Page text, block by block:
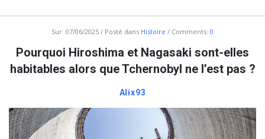
Questionneur
Dernière
Articles
Sur: 07/06/2025 Posté dans Histoire Comments: 0
Pourquoi Hiroshima et Nagasaki sont-elles
habitables alors que Tchernobyl ne l’est pas ?
Alix93